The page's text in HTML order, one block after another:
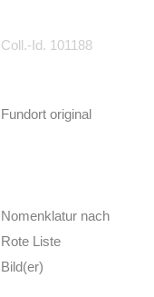
Coll.-Id. 101188
Fundort original
Nomenklatur nach
Rote Liste
Bild(er)